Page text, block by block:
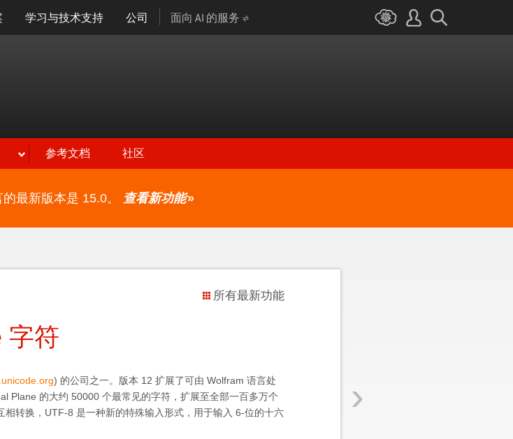
学习与技术支持 公司 面向 AI 的服务
参考文档 社区
最新版本是 15.0。 查看新功能»
›
所有最新功能
字符
) 的公司之一。版本 12 扩展了可由 Wolfram 语言处
Plane 的大约 50000 个最常见的字符，扩展至全部一百多万个
转换，UTF-8 是一种新的特殊输入形式，用于输入 6-位的十六